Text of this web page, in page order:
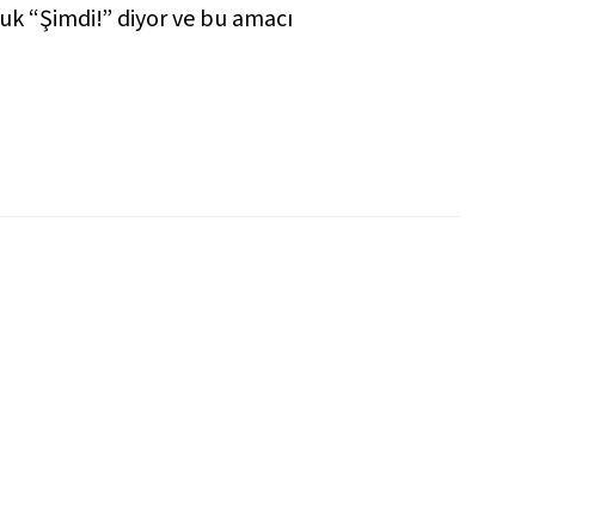
“Şimdi!” diyor ve bu amacı